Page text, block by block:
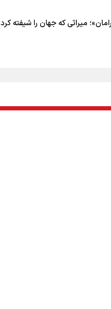
میراثی که جهان را شیفته کرد